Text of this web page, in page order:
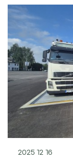
2025 12 16